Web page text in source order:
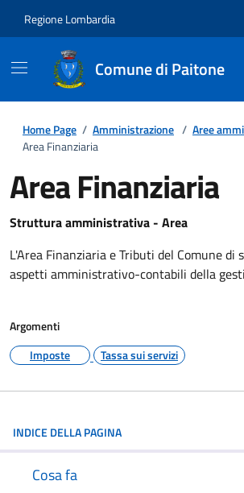
Regione Lombardia
Comune di Paitone
Home Page / Amministrazione / Aree
Area Finanziaria
Area Finanziaria
Struttura amministrativa - Area
L'Area Finanziaria e Tributi del Comune di
aspetti amministrativo-contabili della
Argomenti
Imposte
Tassa sui servizi
INDICE DELLA PAGINA
Cosa fa